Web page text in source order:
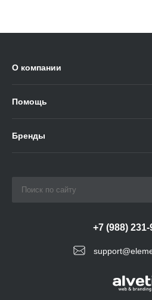
О компании
Помощь
Бренды
+7 (988) 231-